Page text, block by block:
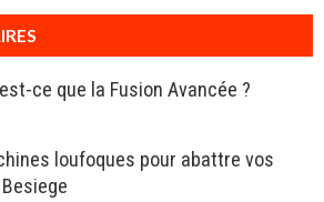
ce que la Fusion Avancée ?
loufoques pour abattre vos